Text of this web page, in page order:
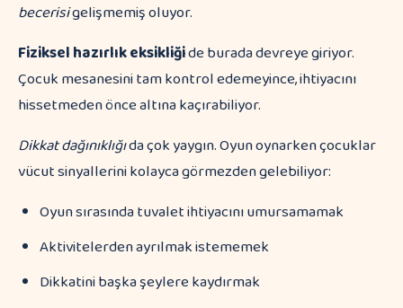
becerisigelişmemiş oluyor.
Fiziksel hazırlık eksikliğide burada devreye giriyor.
Çocuk mesanesini tam kontrol edemeyince, ihtiyacını
hissetmeden önce altına kaçırabiliyor.
Dikkat dağınıklığıda çok yaygın. Oyun oynarken çocuklar
vücut sinyallerini kolayca görmezden gelebiliyor:
Oyun sırasında tuvalet ihtiyacını umursamamak
Aktivitelerden ayrılmak istememek
Dikkatini başka şeylere kaydırmak